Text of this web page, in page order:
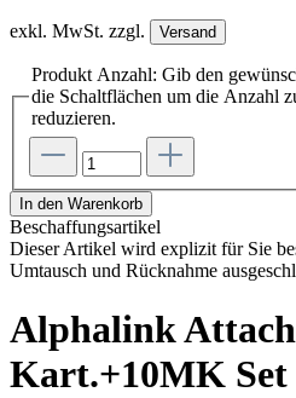
exkl. MwSt. zzgl. Versand
Produkt Anzahl: Gib den
die Schaltflächen um die Anzahl
reduzieren.
In den Warenkorb
Beschaffungsartikel
Dieser Artikel wird explizit für Sie
Umtausch und Rücknahme
Alphalink
Kart.+10MK Set